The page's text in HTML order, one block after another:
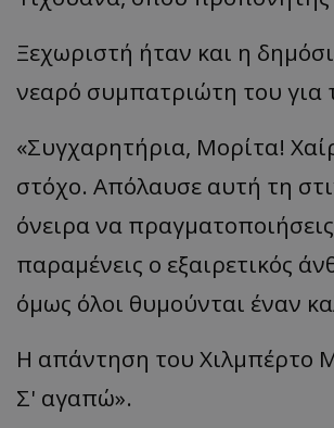
Ξεχωριστή ήταν και η
νεαρό συμπατριώτη του για
«Συγχαρητήρια, Μορίτα!
στόχο. Απόλαυσε αυτή τη
όνειρα να
παραμένεις ο εξαιρετικός
όμως όλοι θυμούνται έναν
Η απάντηση του Χιλμπέρτο
Σ' αγαπώ».